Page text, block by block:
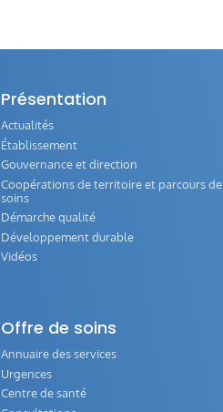
Présentation
Actualités
Établissement
Gouvernance et direction
Coopérations de territoire et parcours de
soins
Démarche qualité
Développement durable
Vidéos
Offre de soins
Annuaire des services
Urgences
Centre de santé